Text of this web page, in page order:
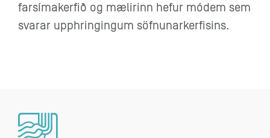
farsímakerfið og mælirinn hefur módem sem
svarar upphringingum söfnunarkerfisins.